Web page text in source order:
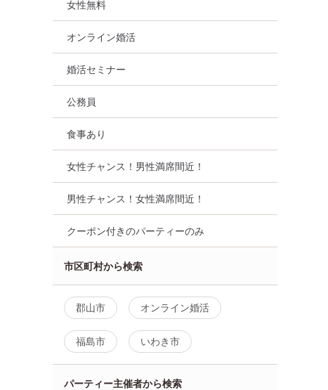
女性無料
オンライン婚活
婚活セミナー
公務員
食事あり
女性チャンス！男性満席間近！
男性チャンス！女性満席間近！
クーポン付きのパーティーのみ
市区町村から検索
郡山市 オンライン婚活
福島市 いわき市
パーティー主催者から検索